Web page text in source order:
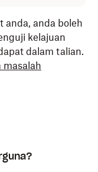
anda, anda boleh
kelajuan
dalam talian.
masalah